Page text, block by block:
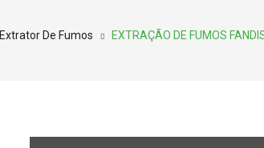
Extrator De Fumos EXTRAÇÃO DE FUMOS